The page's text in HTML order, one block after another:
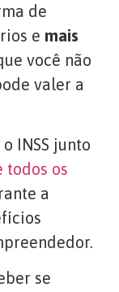
de
e mais
você não
valer a
INSS junto
todos os
a
se